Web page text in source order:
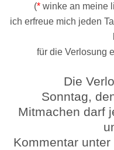
(* winke an meine
ich erfreue mich jeden
für die Verlosung
Die
Sonntag,
Mitmachen darf
Kommentar